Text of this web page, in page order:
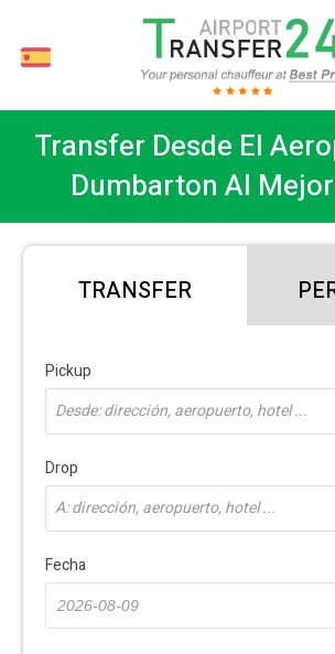
Transfer Desde El
Dumbarton Al
TRANSFER
Pickup
Desde: dirección, aeropuerto, hotel ...
Drop
A: dirección, aeropuerto, hotel ...
Fecha